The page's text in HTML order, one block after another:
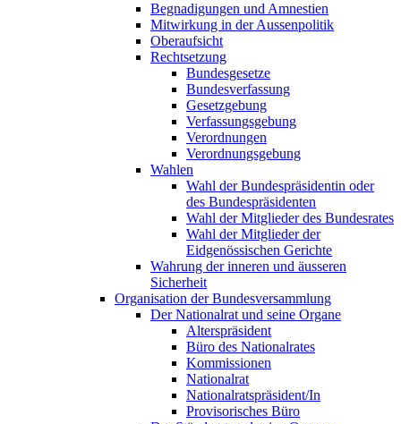
Begnadigungen und Amnestien
Mitwirkung in der Aussenpolitik
Oberaufsicht
Rechtsetzung
Bundesgesetze
Bundesverfassung
Gesetzgebung
Verfassungsgebung
Verordnungen
Verordnungsgebung
Wahlen
Wahl der Bundespräsidentin oder
des Bundespräsidenten
Wahl der Mitglieder des Bundesrates
Wahl der Mitglieder der
Eidgenössischen Gerichte
Wahrung der inneren und äusseren
Sicherheit
Organisation der Bundesversammlung
Der Nationalrat und seine Organe
Alterspräsident
Büro des Nationalrates
Kommissionen
Nationalrat
Nationalratspräsident/In
Provisorisches Büro